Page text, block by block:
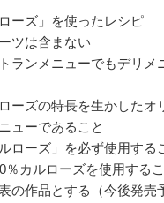
ローズ」を使ったレシピ
ツは含まない
ランメニューでもデリメ
ーズの特長を生かしたオ
ューであること
ローズ」を必ず使用する
％カルローズを使用するこ
の作品とする（今後発売